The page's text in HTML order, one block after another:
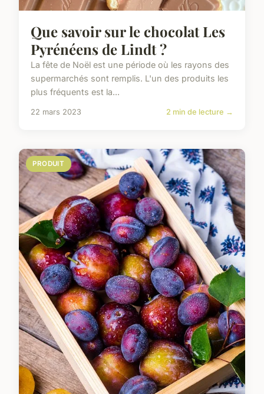
Que savoir sur le chocolat Les
Pyrénéens de Lindt ?
La fête de Noël est une période où les rayons des
supermarchés sont remplis. L'un des produits les
plus fréquents est la...
22 mars 2023 2 min de lecture →
PRODUIT